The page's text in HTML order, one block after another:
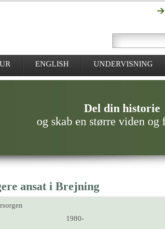
ENGLISH UNDERVISNING
Del din historie
og skab en større viden og
ansat i Brejning
1980-